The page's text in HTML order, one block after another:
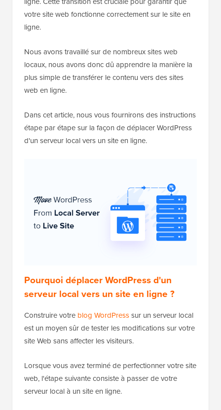
votre site web fonctionne correctement sur le site en
ligne.
Nous avons travaillé sur de nombreux sites web
locaux, nous avons donc dû apprendre la manière la
plus simple de transférer le contenu vers des sites
web en ligne.
Dans cet article, nous vous fournirons des instructions
étape par étape sur la façon de déplacer WordPress
d'un serveur local vers un site en ligne.
Pourquoi déplacer WordPress d'un
serveur local vers un site en ligne ?
Construire votre blog WordPresssur un serveur local
est un moyen sûr de tester les modifications sur votre
site Web sans affecter les visiteurs.
Lorsque vous avez terminé de perfectionner votre site
web, l'étape suivante consiste à passer de votre
serveur local à un site en ligne.